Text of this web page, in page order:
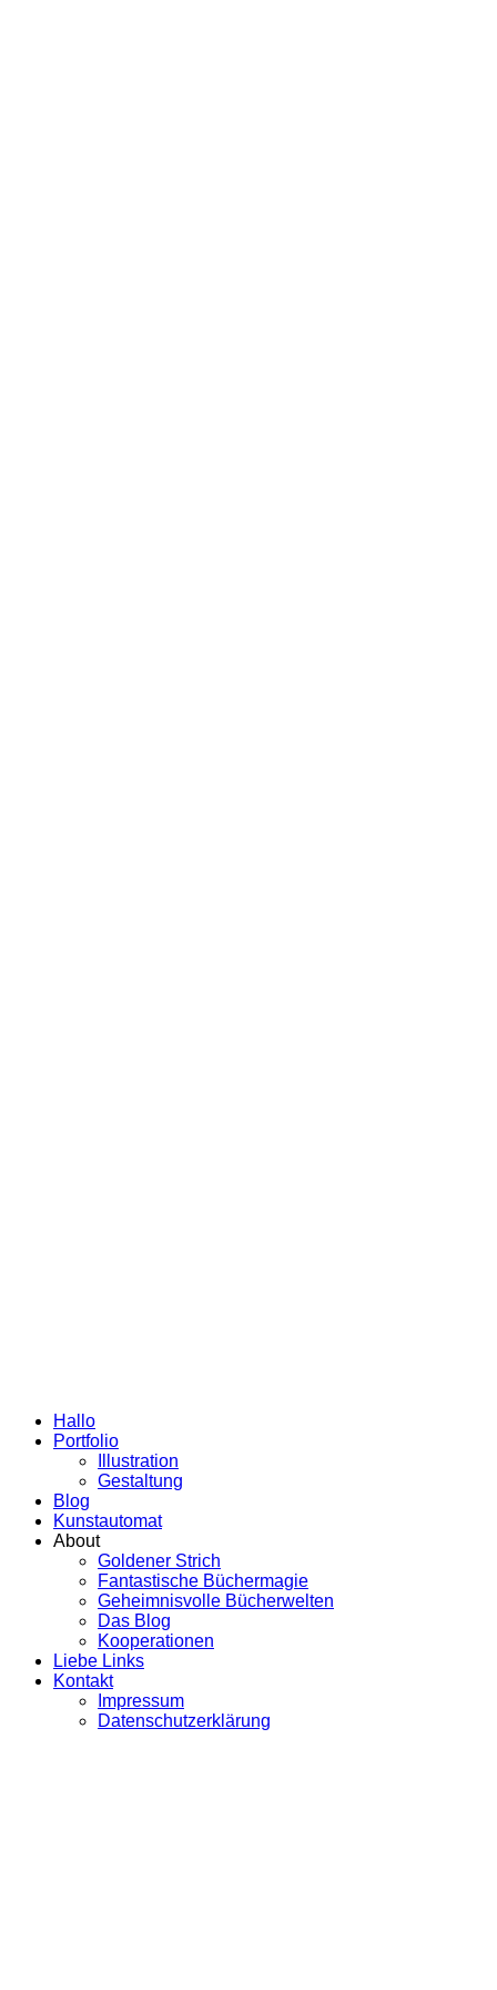
Hallo
Portfolio
Illustration
Gestaltung
Blog
Kunstautomat
About
Goldener Strich
Fantastische Büchermagie
Geheimnisvolle Bücherwelten
Das Blog
Kooperationen
Liebe Links
Kontakt
Impressum
Datenschutzerklärung